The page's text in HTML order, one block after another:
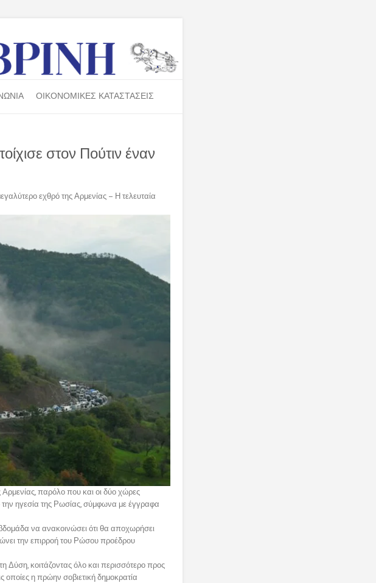
ΟΙΚΟΝΟΜΙΚΕΣ ΚΑΤΑΣΤΑΣΕΙΣ
στον Πούτιν έναν
εχθρό της Αρμενίας – Η τελευταία
παρόλο που και οι δύο χώρες
την ηγεσία της Ρωσίας, σύμφωνα με έγγραφα
να ανακοινώσει ότι θα αποχωρήσει
την επιρροή του Ρώσου προέδρου
Δύση, κοιτάζοντας όλο και περισσότερο προς
η πρώην σοβιετική δημοκρατία